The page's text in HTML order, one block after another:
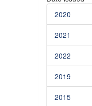
2020
2021
2022
2019
2015